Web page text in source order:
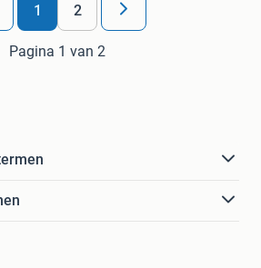
1 2
Pagina 1 van 2